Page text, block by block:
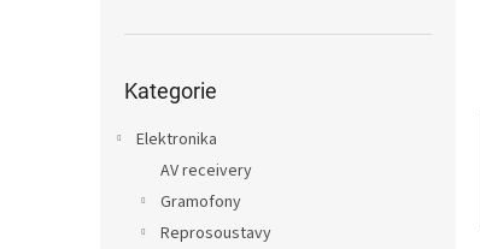
kategorie
Kategorie
Elektronika
AV receivery
Gramofony
Reprosoustavy